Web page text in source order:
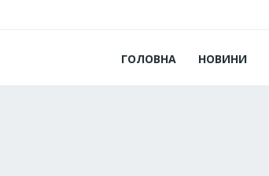
ГОЛОВНА НОВИНИ